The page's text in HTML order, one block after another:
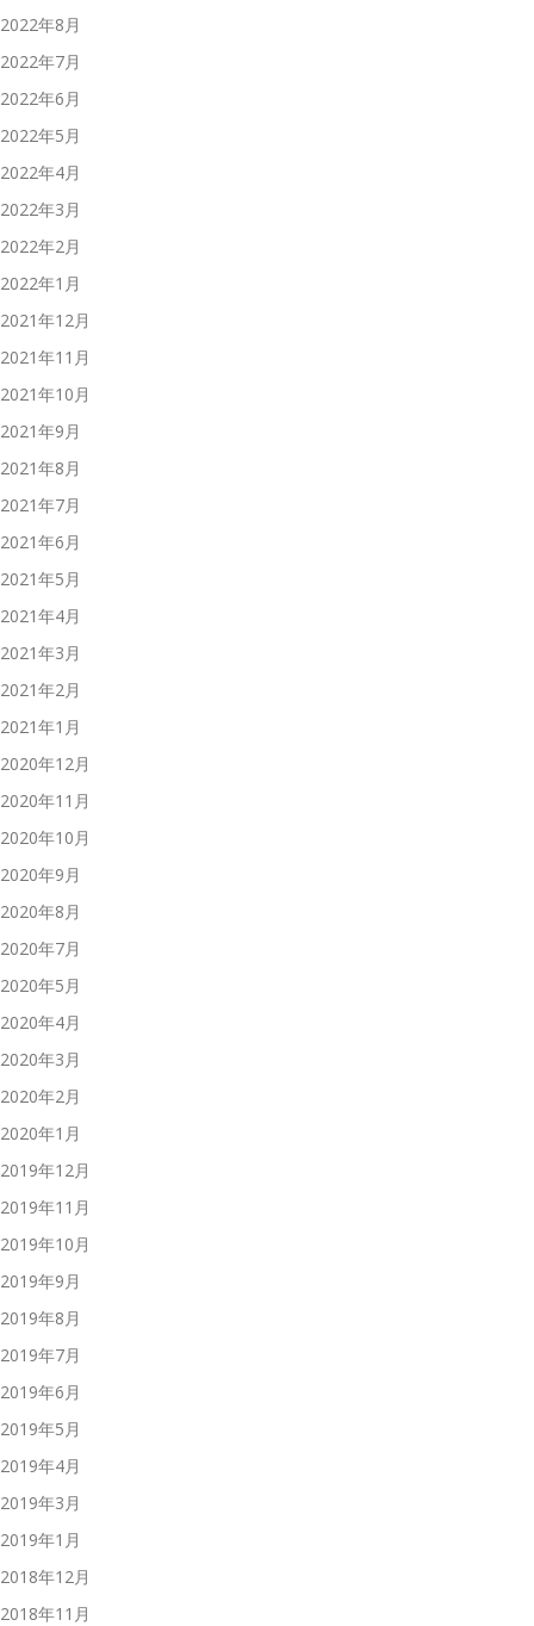
2022年8月
2022年7月
2022年6月
2022年5月
2022年4月
2022年3月
2022年2月
2022年1月
2021年12月
2021年11月
2021年10月
2021年9月
2021年8月
2021年7月
2021年6月
2021年5月
2021年4月
2021年3月
2021年2月
2021年1月
2020年12月
2020年11月
2020年10月
2020年9月
2020年8月
2020年7月
2020年5月
2020年4月
2020年3月
2020年2月
2020年1月
2019年12月
2019年11月
2019年10月
2019年9月
2019年8月
2019年7月
2019年6月
2019年5月
2019年4月
2019年3月
2019年1月
2018年12月
2018年11月